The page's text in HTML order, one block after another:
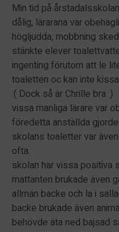
Min tid på
dålig, lärarana var
högljudda, mobbning
stänkte elever
ingenting förutom att le
toaletten oc kan inte
:( Dock så är Chrille bra :)
vissa manliga lärare var
föredetta anställda
skolans toaletter var
ofta.
skolan har vissa positiva
mattanten brukade även
allmän backe och la i
backe brukade även
behövde äta ned bajsad